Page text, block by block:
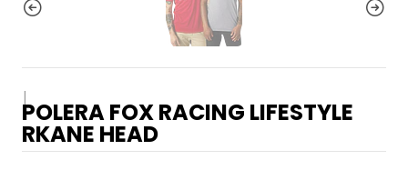
|
POLERA FOX RACING LIFESTYLE
RKANE HEAD